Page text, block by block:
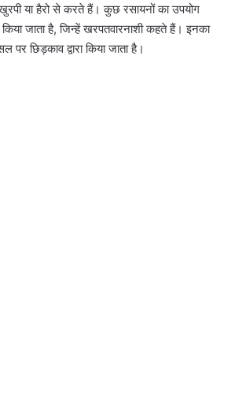
या हैरो से करते हैं। कुछ रसायनों का उपयोग
जाता है, जिन्हें खरपतवारनाशी कहते हैं। इनका
छिड़काव द्वारा किया जाता है।